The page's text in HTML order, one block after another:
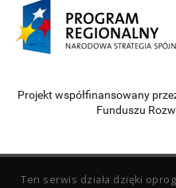
Projekt współfinansowany
Funduszu
Ten serwis działa dzięki